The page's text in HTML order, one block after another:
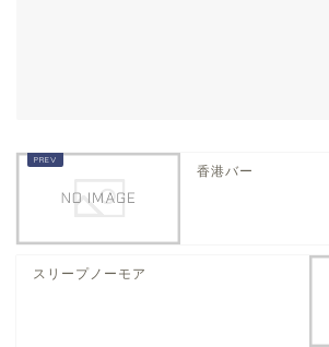
香港バー
スリープノーモア